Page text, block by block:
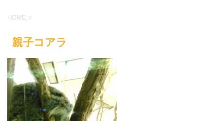
HOME >
親子コアラ